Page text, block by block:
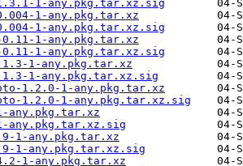
1-any.pkg.tar.xz.sig
1-any.pkg.tar.xz
1-any.pkg.tar.xz.sig
1-any.pkg.tar.xz
1-any.pkg.tar.xz.sig
1-any.pkg.tar.xz
1-any.pkg.tar.xz.sig
1.2.0-1-any.pkg.tar.xz
1.2.0-1-any.pkg.tar.xz.sig
any.pkg.tar.xz
any.pkg.tar.xz.sig
1-any.pkg.tar.xz
1-any.pkg.tar.xz.sig
1-any.pkg.tar.xz